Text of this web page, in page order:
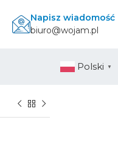
Napisz wiadomość
biuro@wojam.pl
Polski ▼